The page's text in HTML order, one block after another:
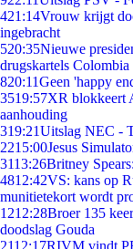
421:14Vrouw krijgt
ingebracht
520:35Nieuwe
drugskartels Colombia
820:11Geen 'happy
3519:57XR blokkeert
aanhouding
319:21Uitslag NEC -
2215:00Jesus
3113:26Britney
4812:42VS: kans op
munitietekort wordt
1212:28Broer 135
doodslag Gouda
2112:17RIVM vindt